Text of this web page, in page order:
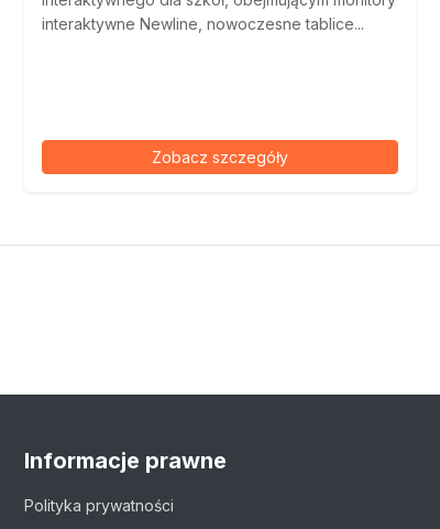
interaktywne Newline, nowoczesne tablice...
Zobacz szczegóły
Informacje prawne
Polityka prywatności